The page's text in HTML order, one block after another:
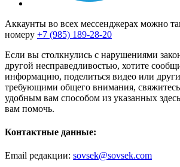
Аккаунты во всех мессенджерах можно
номеру +7 (985) 189-28-20
Если вы столкнулись с нарушениями
другой несправедливостью, хотите
информацию, поделиться видео или
требующими общего внимания,
удобным вам способом из указанных
вам помочь.
Контактные данные:
Email редакции: sovsek@sovsek.com